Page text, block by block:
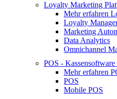
Loyalty Marketing
Mehr erfahren
Loyalty
Marketing
Data Analytics
Omnichannel
POS - Kassensoftware
Mehr erfahren
POS
Mobile POS